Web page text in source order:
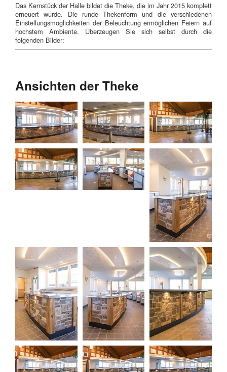
Das Kernstück der Halle bildet die Theke, die im Jahr 2015 komplett
erneuert wurde. Die runde Thekenform und die verschiedenen
Einstellungsmöglichkeiten der Beleuchtung ermöglichen Feiern auf
hochstem Ambiente. Überzeugen Sie sich selbst durch die
folgenden Bilder:
Ansichten der Theke